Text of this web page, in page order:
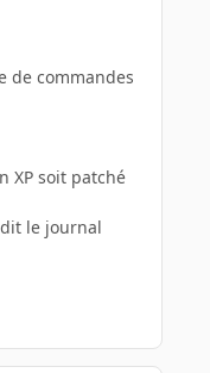
de commandes
XP soit patché
le journal